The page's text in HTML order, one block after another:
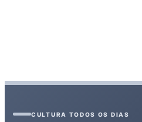
CULTURA TODOS OS DIAS